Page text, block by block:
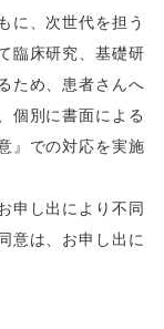
に、次世代を担う
臨床研究、基礎研
ため、患者さんへ
個別に書面による
』での対応を実施
申し出により不同
意は、お申し出に